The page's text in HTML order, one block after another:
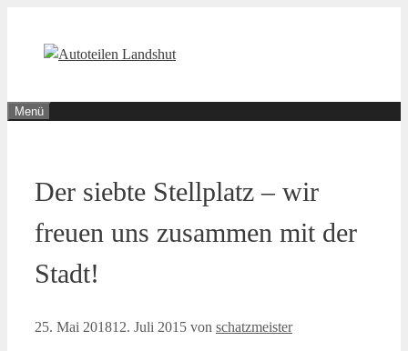
springen
Menü
Der siebte Stellplatz – wir
freuen uns zusammen mit der
Stadt!
25. Mai 201812. Juli 2015 von schatzmeister